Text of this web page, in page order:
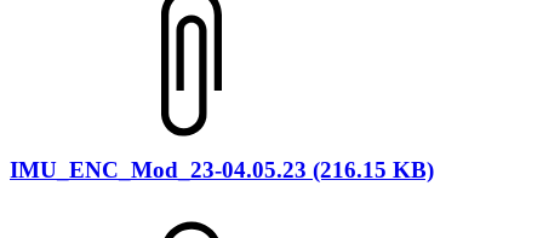
IMU_ENC_Mod_23-04.05.23 (216.15 KB)